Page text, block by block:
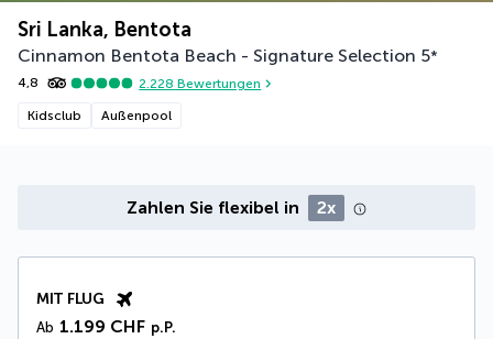
Sri Lanka, Bentota
Cinnamon Bentota Beach - Signature Selection 5*
4,8 2.228 Bewertungen
Kidsclub Außenpool
Zahlen Sie flexibel in 2x
MIT FLUG
Ab 1.199 CHF p.P.